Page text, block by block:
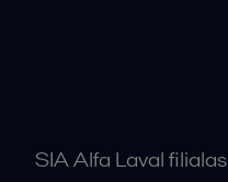
SIA Alfa Laval filialas